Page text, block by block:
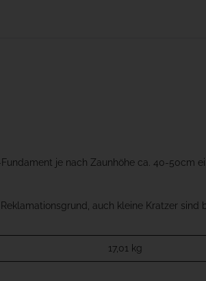
je nach Zaunhöhe ca. 40-50cm
auch kleine Kratzer sind
17,01 kg